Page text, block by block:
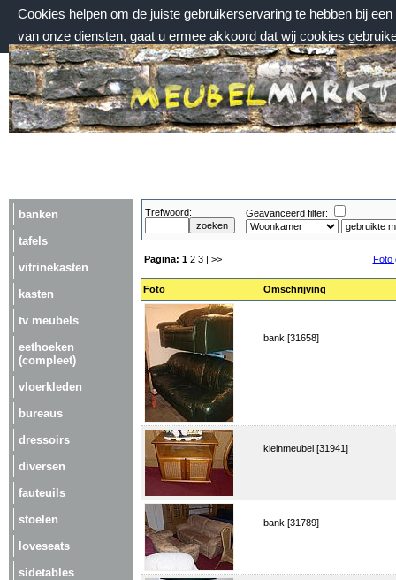
Cookies helpen om de juiste gebruikerservaring te hebben bij
van onze diensten, gaat u ermee akkoord dat wij cookies
donderdag 6 augustus 2026, 05:17 uur
Welkom bij Meubelmarktplein.nl
banken
tafels
vitrinekasten
kasten
tv meubels
eethoeken
(compleet)
vloerkleden
bureaus
dressoirs
diversen
fauteuils
stoelen
loveseats
sidetables
Trefwoord: Geavanceerd filter:
Pagina: 1 2 3 | >> Foto
Foto Omschrijving
bank [31658]
kleinmeubel [31941]
bank [31789]